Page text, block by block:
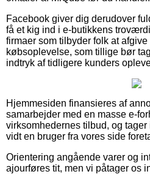
Facebook giver dig derudover
få et kig ind i e-butikkens
firmaer som tilbyder folk at
købsoplevelse, som tillige bør
indtryk af tidligere kunders
Hjemmesiden finansieres af
samarbejder med en masse e-
virksomhedernes tilbud, og
vidt en bruger fra vores side
Orientering angående varer og
ajourføres tit, men vi påtager os